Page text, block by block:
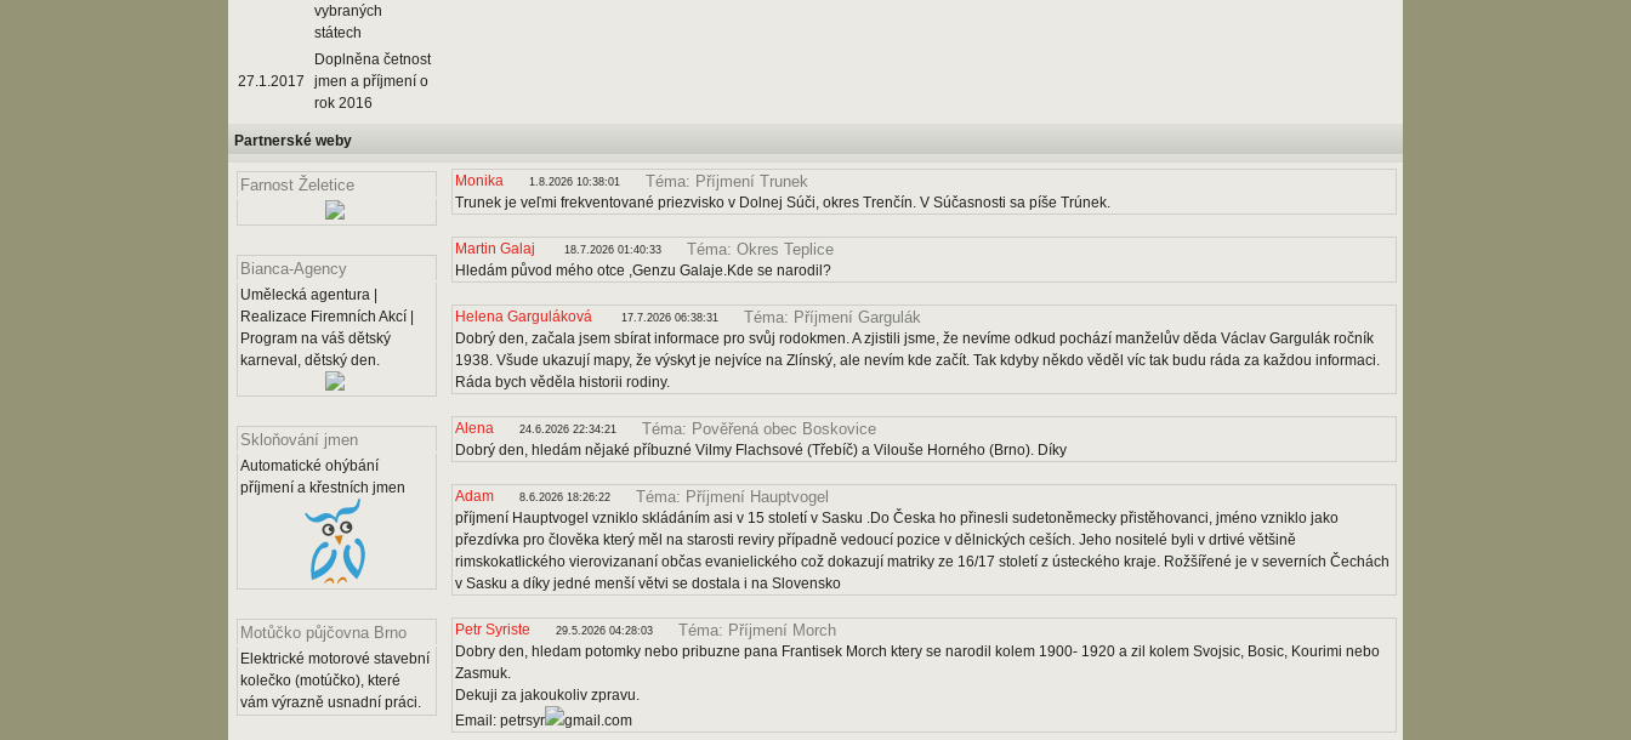
vybraných
státech
27.1.2017
Doplněna četnost
jmen a příjmení o
rok 2016
Partnerské weby
Farnost Želetice
Bianca-Agency
Umělecká agentura |
Realizace Firemních Akcí |
Program na váš dětský
karneval, dětský den.
Skloňování jmen
Automatické ohýbání
příjmení a křestních jmen
Motůčko půjčovna Brno
Elektrické motorové stavební
kolečko (motúčko), které
vám výrazně usnadní práci.
Monika 1.8.2026 10:38:01 Téma: Příjmení Trunek
Trunek je veľmi frekventované priezvisko v Dolnej Súči, okres Trenčín. V Súčasnosti sa píše Trúnek.
Martin Galaj 18.7.2026 01:40:33 Téma: Okres Teplice
Hledám původ mého otce ,Genzu Galaje.Kde se narodil?
Helena Garguláková 17.7.2026 06:38:31 Téma: Příjmení Gargulák
Dobrý den, začala jsem sbírat informace pro svůj rodokmen. A zjistili jsme, že nevíme odkud pochází manželův děda Václav Gargulák ročník
1938. Všude ukazují mapy, že výskyt je nejvíce na Zlínský, ale nevím kde začít. Tak kdyby někdo věděl víc tak budu ráda za každou informaci.
Ráda bych věděla historii rodiny.
Alena 24.6.2026 22:34:21 Téma: Pověřená obec Boskovice
Dobrý den, hledám nějaké příbuzné Vilmy Flachsové (Třebíč) a Vilouše Horného (Brno). Díky
Adam 8.6.2026 18:26:22 Téma: Příjmení Hauptvogel
příjmení Hauptvogel vzniklo skládáním asi v 15 století v Sasku .Do Česka ho přinesli sudetoněmecky přistěhovanci, jméno vzniklo jako
přezdívka pro člověka který měl na starosti reviry případně vedoucí pozice v dělnických ceších. Jeho nositelé byli v drtivé většině
rimskokatlického vierovizananí občas evanielického což dokazují matriky ze 16/17 století z ústeckého kraje. Rožšířené je v severních Čechách
v Sasku a díky jedné menší větvi se dostala i na Slovensko
Petr Syriste 29.5.2026 04:28:03 Téma: Příjmení Morch
Dobry den, hledam potomky nebo pribuzne pana Frantisek Morch ktery se narodil kolem 1900- 1920 a zil kolem Svojsic, Bosic, Kourimi nebo
Zasmuk.
Dekuji za jakoukoliv zpravu.
Email: petrsyr
gmail.com